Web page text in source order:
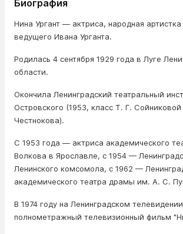
Биография
Нина Ургант — актриса, народная
ведущего Ивана Урганта.
Родилась 4 сентября 1929 года в Луге
области.
Окончила Ленинградский театральный
Островского (1953, класс Т. Г.
Честнокова).
С 1953 года — актриса академического
Волкова в Ярославле, с 1954 —
Ленинского комсомола, с 1962 —
академического театра драмы им. А. С.
В 1974 году на Ленинградском телевидении
полнометражный телевизионный фильм